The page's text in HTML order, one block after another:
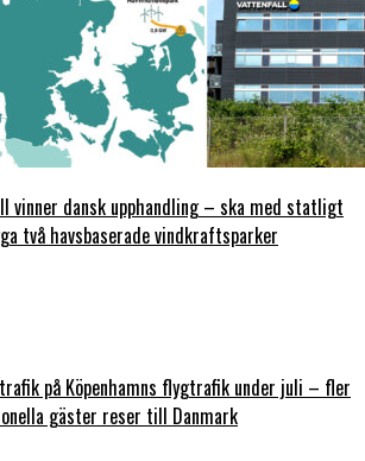
vinner dansk upphandling – ska med statligt
två havsbaserade vindkraftsparker
på Köpenhamns flygtrafik under juli – fler
gäster reser till Danmark